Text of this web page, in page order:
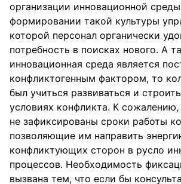
организации инновационной
формировании такой культуры
которой персонал органически
потребность в поисках нового. А
инновационная среда является
конфликтогенным фактором, то
был учиться развиваться и
условиях конфликта. К сожалению,
не зафиксированы сроки работы
позволяющие им направить
конфликтующих сторон в русло
процессов. Необходимость
вызвана тем, что если бы